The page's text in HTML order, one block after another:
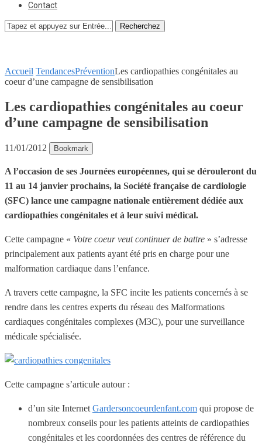
Contact
Recherchez
Accueil TendancesPréventionLes cardiopathies congénitales au
coeur d’une campagne de sensibilisation
Les cardiopathies congénitales au coeur
d’une campagne de sensibilisation
11/01/2012 Bookmark
A l’occasion de ses Journées européennes, qui se dérouleront du
11 au 14 janvier prochains, la Société française de cardiologie
(SFC) lance une campagne nationale entièrement dédiée aux
cardiopathies congénitales et à leur suivi médical.
Cette campagne « Votre coeur veut continuer de battre » s’adresse
principalement aux patients ayant été pris en charge pour une
malformation cardiaque dans l’enfance.
A travers cette campagne, la SFC incite les patients concernés à se
rendre dans les centres experts du réseau des Malformations
cardiaques congénitales complexes (M3C), pour une surveillance
médicale spécialisée.
Cette campagne s’articule autour :
d’un site Internet Gardersoncoeurdenfant.com qui propose de
nombreux conseils pour les patients atteints de cardiopathies
congénitales et les coordonnées des centres de référence du